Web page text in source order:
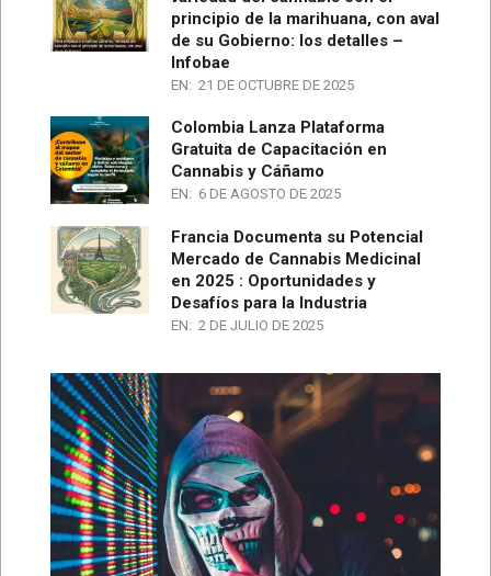
principio de la marihuana, con aval
de su Gobierno: los detalles –
Infobae
EN: 21 DE OCTUBRE DE 2025
Colombia Lanza Plataforma
Gratuita de Capacitación en
Cannabis y Cáñamo
EN: 6 DE AGOSTO DE 2025
Francia Documenta su Potencial
Mercado de Cannabis Medicinal
en 2025 : Oportunidades y
Desafíos para la Industria
EN: 2 DE JULIO DE 2025